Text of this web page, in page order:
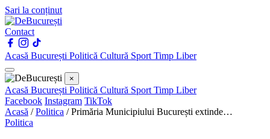
Sari la conținut
Contact
Acasă București Politică Cultură Sport Timp Liber
×
Acasă București Politică Cultură Sport Timp Liber
Facebook Instagram TikTok
Acasă /Politica /Primăria Municipiului București extinde…
Politica